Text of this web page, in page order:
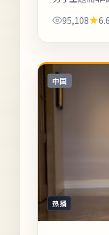
本片的地域符
95,108 6.6
中国
热播